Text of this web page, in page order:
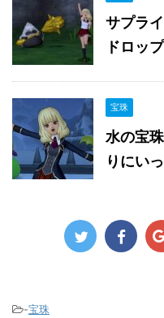
サプラ
ドロッ
宝珠
水の宝
りにい
-宝珠